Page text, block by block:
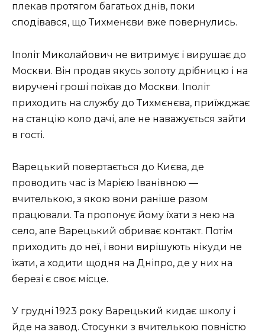
плекав протягом багатьох днів, поки
сподівався, що Тихменєви вже повернулись.
Іполіт Миколайович не витримує і вирушає до
Москви. Він продав якусь золоту дрібницю і на
виручені гроші поїхав до Москви. Іполіт
приходить на службу до Тихмєнєва, приїжджає
на станцію коло дачі, але не наважується зайти
в гості.
Варецький повертається до Києва, де
проводить час із Марією Іванівною —
вчителькою, з якою вони раніше разом
працювали. Та пропонує йому їхати з нею на
село, але Варецький обриває контакт. Потім
приходить до неї, і вони вирішують нікуди не
їхати, а ходити щодня на Дніпро, де у них на
березі є своє місце.
У грудні 1923 року Варецький кидає школу і
йде на завод. Стосунки з вчителькою повністю